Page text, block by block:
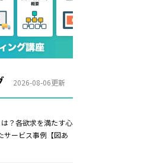
2026-08-06更新
？各欲求を満たす心
サービス事例【図あ